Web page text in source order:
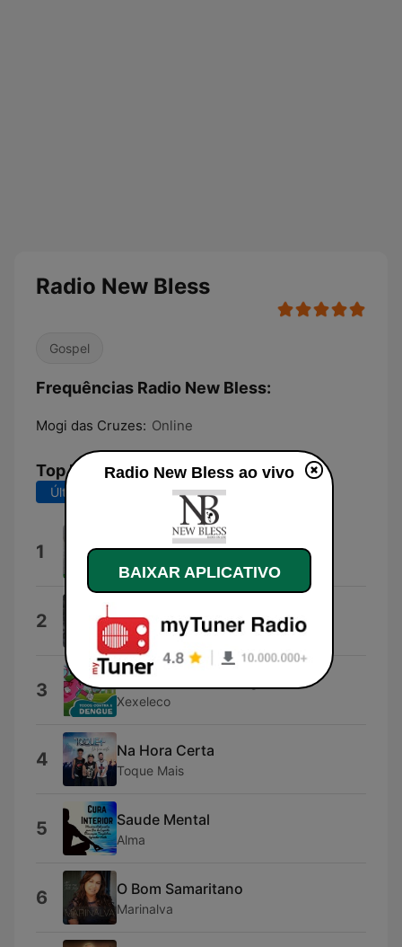
Radio New Bless
Gospel
Frequências Radio New Bless:
Mogi das Cruzes: Online
Top Músicas
Últimos 7 dias Últimos 30 dias
1 Êxodo 1-5
2 Elizangela Martins
3 Todos contra a dengue
Xexeleco
4 Na Hora Certa
Toque Mais
5 Saude Mental
Alma
6 O Bom Samaritano
Marinalva
Radio New Bless ao vivo
BAIXAR APLICATIVO